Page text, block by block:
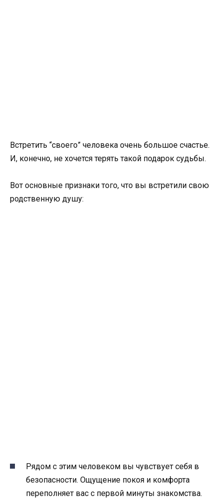
Встретить “своего” человека очень большое счастье.
И, конечно, не хочется терять такой подарок судьбы.
Вот основные признаки того, что вы встретили свою
родственную душу:
Рядом с этим человеком вы чувствует себя в
безопасности. Ощущение покоя и комфорта
переполняет вас с первой минуты знакомства.